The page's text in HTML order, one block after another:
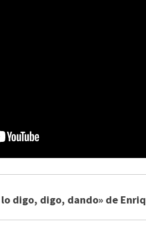
lo digo, digo, dando» de